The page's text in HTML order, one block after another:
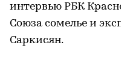
интервью РБК
Союза сомелье и
Саркисян.